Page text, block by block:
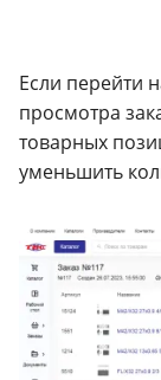
Если перейти
просмотра
товарных
уменьшить